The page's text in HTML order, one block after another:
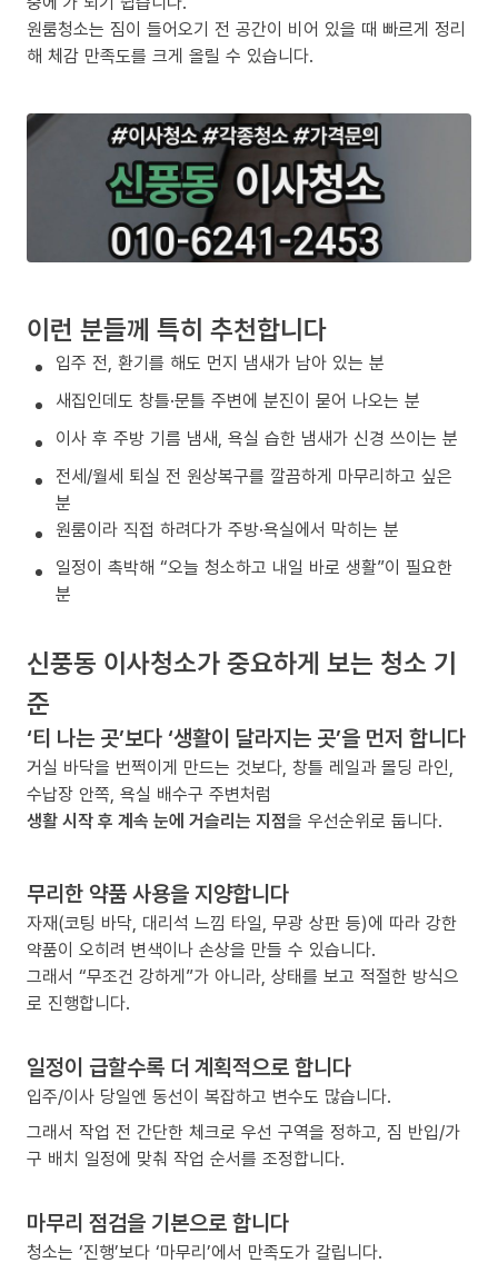
원룸청소는 짐이 들어오기 전 공간이 비어 있을 때 빠르게 정리
해 체감 만족도를 크게 올릴 수 있습니다.
이런 분들께 특히 추천합니다
입주 전, 환기를 해도 먼지 냄새가 남아 있는 분
새집인데도 창틀·문틀 주변에 분진이 묻어 나오는 분
이사 후 주방 기름 냄새, 욕실 습한 냄새가 신경 쓰이는 분
전세/월세 퇴실 전 원상복구를 깔끔하게 마무리하고 싶은
분
원룸이라 직접 하려다가 주방·욕실에서 막히는 분
일정이 촉박해 “오늘 청소하고 내일 바로 생활”이 필요한
분
신풍동 이사청소가 중요하게 보는 청소 기
준
‘티 나는 곳’보다 ‘생활이 달라지는 곳’을 먼저 합니다
거실 바닥을 번쩍이게 만드는 것보다, 창틀 레일과 몰딩 라인,
수납장 안쪽, 욕실 배수구 주변처럼
생활 시작 후 계속 눈에 거슬리는 지점을 우선순위로 둡니다.
무리한 약품 사용을 지양합니다
자재(코팅 바닥, 대리석 느낌 타일, 무광 상판 등)에 따라 강한
약품이 오히려 변색이나 손상을 만들 수 있습니다.
그래서 “무조건 강하게”가 아니라, 상태를 보고 적절한 방식으
로 진행합니다.
일정이 급할수록 더 계획적으로 합니다
입주/이사 당일엔 동선이 복잡하고 변수도 많습니다.
그래서 작업 전 간단한 체크로 우선 구역을 정하고, 짐 반입/가
구 배치 일정에 맞춰 작업 순서를 조정합니다.
마무리 점검을 기본으로 합니다
청소는 ‘진행’보다 ‘마무리’에서 만족도가 갈립니다.